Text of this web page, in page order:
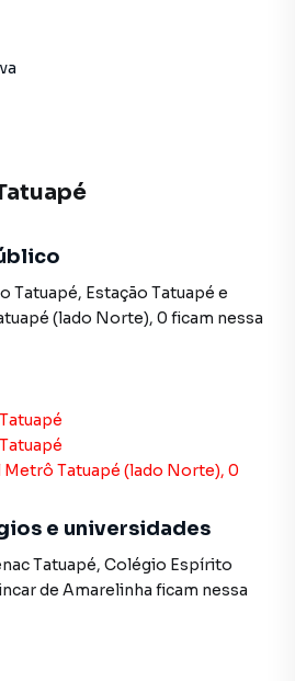
Tatuapé, Estação Tatuapé e
(lado Norte), 0 ficam nessa
Metrô Tatuapé (lado Norte), 0
e universidades
Tatuapé, Colégio Espírito
de Amarelinha ficam nessa